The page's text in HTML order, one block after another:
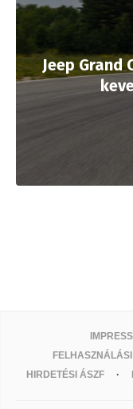
Jeep Grand
HIRDETÉSI ÁSZF